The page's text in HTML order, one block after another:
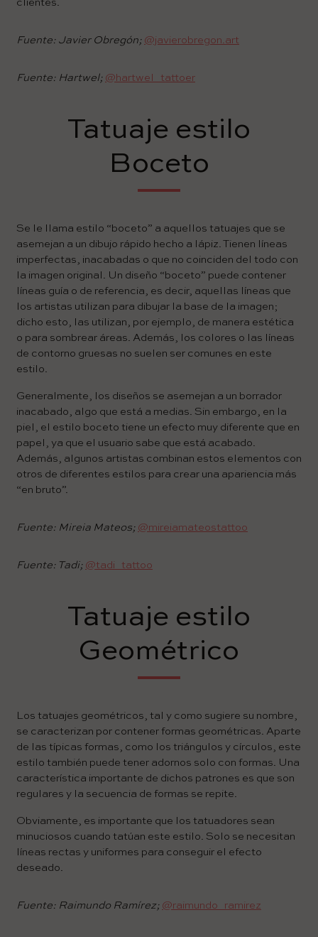
clientes.
Fuente: Javier Obregón; @javierobregon.art
Fuente: Hartwel; @hartwel_tattoer
Tatuaje estilo
Boceto
Se le llama estilo “boceto” a aquellos tatuajes que se
asemejan a un dibujo rápido hecho a lápiz. Tienen líneas
imperfectas, inacabadas o que no coinciden del todo con
la imagen original. Un diseño “boceto” puede contener
líneas guía o de referencia, es decir, aquellas líneas que
los artistas utilizan para dibujar la base de la imagen;
dicho esto, las utilizan, por ejemplo, de manera estética
o para sombrear áreas. Además, los colores o las líneas
de contorno gruesas no suelen ser comunes en este
estilo.
Generalmente, los diseños se asemejan a un borrador
inacabado, algo que está a medias. Sin embargo, en la
piel, el estilo boceto tiene un efecto muy diferente que en
papel, ya que el usuario sabe que está acabado.
Además, algunos artistas combinan estos elementos con
otros de diferentes estilos para crear una apariencia más
“en bruto”.
Fuente: Mireia Mateos; @mireiamateostattoo
Fuente: Tadi; @tadi_tattoo
Tatuaje estilo
Geométrico
Los tatuajes geométricos, tal y como sugiere su nombre,
se caracterizan por contener formas geométricas. Aparte
de las típicas formas, como los triángulos y círculos, este
estilo también puede tener adornos solo con formas. Una
característica importante de dichos patrones es que son
regulares y la secuencia de formas se repite.
Obviamente, es importante que los tatuadores sean
minuciosos cuando tatúan este estilo. Solo se necesitan
líneas rectas y uniformes para conseguir el efecto
deseado.
Fuente: Raimundo Ramírez; @raimundo_ramirez